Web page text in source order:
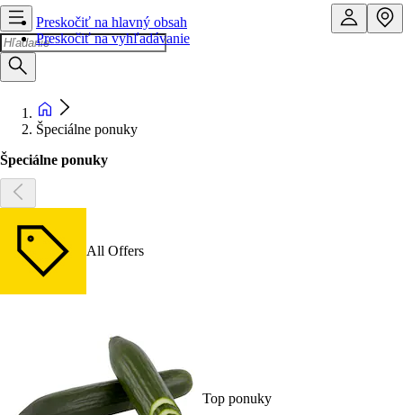
Preskočiť na hlavný obsah
Preskočiť na vyhľadávanie
Špeciálne ponuky
Špeciálne ponuky
All Offers
Top ponuky